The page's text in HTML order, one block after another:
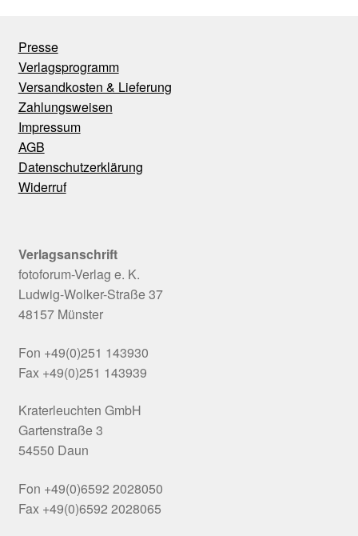
Presse
Verlagsprogramm
Versandkosten & Lieferung
Zahlungsweisen
Impressum
AGB
Datenschutzerklärung
Widerruf
Verlagsanschrift
fotoforum-Verlag e. K.
Ludwig-Wolker-Straße 37
48157 Münster
Fon +49(0)251 143930
Fax +49(0)251 143939
Kraterleuchten GmbH
Gartenstraße 3
54550 Daun
Fon +49(0)6592 2028050
Fax +49(0)6592 2028065